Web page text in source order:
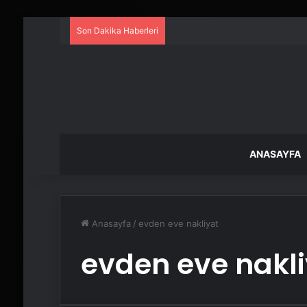
Son Dakika Haberleri
ANASAYFA
Anasayfa / evden eve nakliyat
evden eve